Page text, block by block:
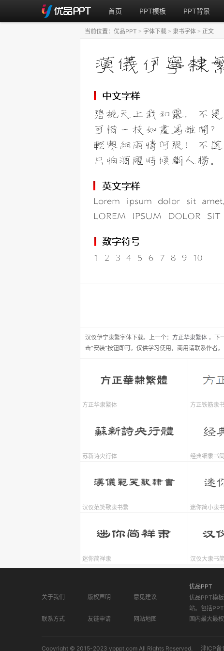
首页 PPT模板 PPT背景
汉仪伊宁隶繁字体下载。 上一个： 方正华隶繁体 ， 下
击“安装”按钮即可。仅供学习使用，商用请联系作者。
当前位置： 优品PPT > 字体下载 > 隶书字体 > 正文
方正华隶繁体 方正铁筋隶
苏新诗央行体 经典细隶书简
汉仪范笑歌隶书繁 迷你简小隶书
迷你简祥隶 汉仪大隶书简
关于我们 版权声明 意见建议
联系方式 友链申请 网站地图
优品PPT
优品PPT模
站。包括
国内最大最
Copyright © 2015-2023 ypppt.com All Rights Reserved. 津ICP